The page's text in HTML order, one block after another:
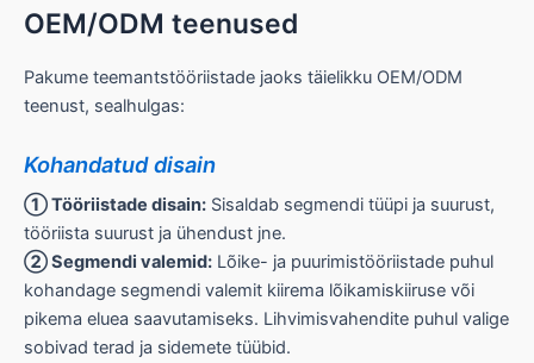
OEM/ODM teenused
Pakume teemantstööriistade jaoks täielikku OEM/ODM
teenust, sealhulgas:
Kohandatud disain
① Tööriistade disain: Sisaldab segmendi tüüpi ja suurust,
tööriista suurust ja ühendust jne.
② Segmendi valemid: Lõike- ja puurimistööriistade puhul
kohandage segmendi valemit kiirema lõikamiskiiruse või
pikema eluea saavutamiseks. Lihvimisvahendite puhul valige
sobivad terad ja sidemete tüübid.